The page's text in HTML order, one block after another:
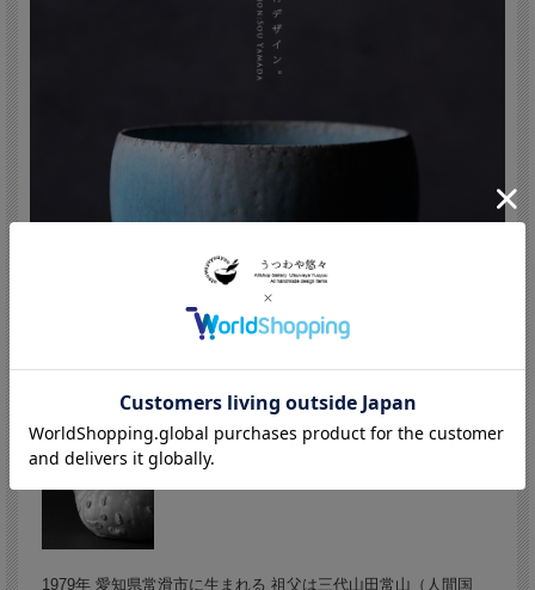
山田想/Sou Yamada (Japan,Aichi 1979 -
)
1979年 愛知県常滑市に生まれる 祖父は三代山田常山（人間国